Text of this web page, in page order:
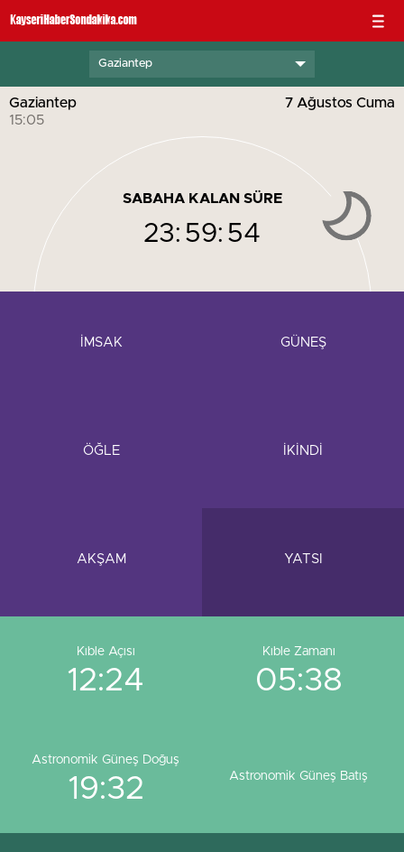
Gaziantep
Gaziantep
15:05
SABAHA KALAN SÜRE
23: 59: 53
7 Ağustos Cuma
İMSAK GÜNEŞ
ÖĞLE İKİNDİ
AKŞAM YATSI
Kıble Açısı
12:24
Kıble Zamanı
05:38
Astronomik Güneş Doğuş
19:32 Astronomik Güneş Batış